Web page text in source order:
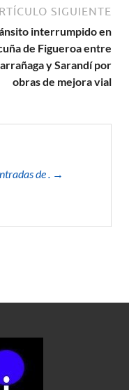
SIGUIENTE
interrumpido en
de Figueroa entre
y Sarandí por
obras de mejora vial
de . →